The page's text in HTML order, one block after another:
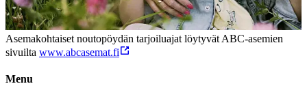
Asemakohtaiset noutopöydän tarjoiluajat löytyvät ABC-asemien
sivuilta www.abcasemat.fi
Menu